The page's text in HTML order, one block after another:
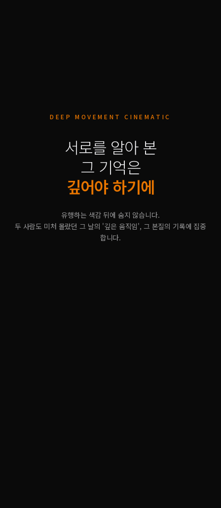
DEEP MOVEMENT CINEMATIC
서로를 알아 본
그 기억은
깊어야 하기에
유행하는 색감 뒤에 숨지 않습니다.
두 사람도 미처 몰랐던 그 날의 '깊은 움직임', 그 본질의 기록에 집중
합니다.